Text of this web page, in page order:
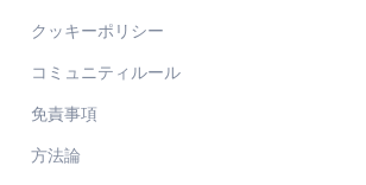
クッキーポリシー
コミュニティルール
免責事項
方法論